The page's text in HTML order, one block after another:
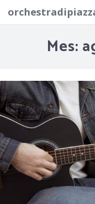
Blog
Contacto
Mes: